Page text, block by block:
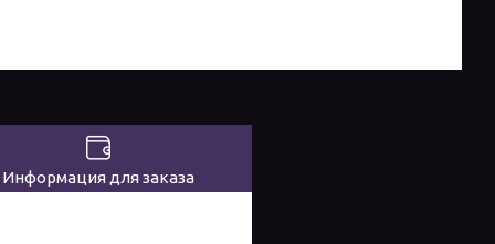
Информация для заказа